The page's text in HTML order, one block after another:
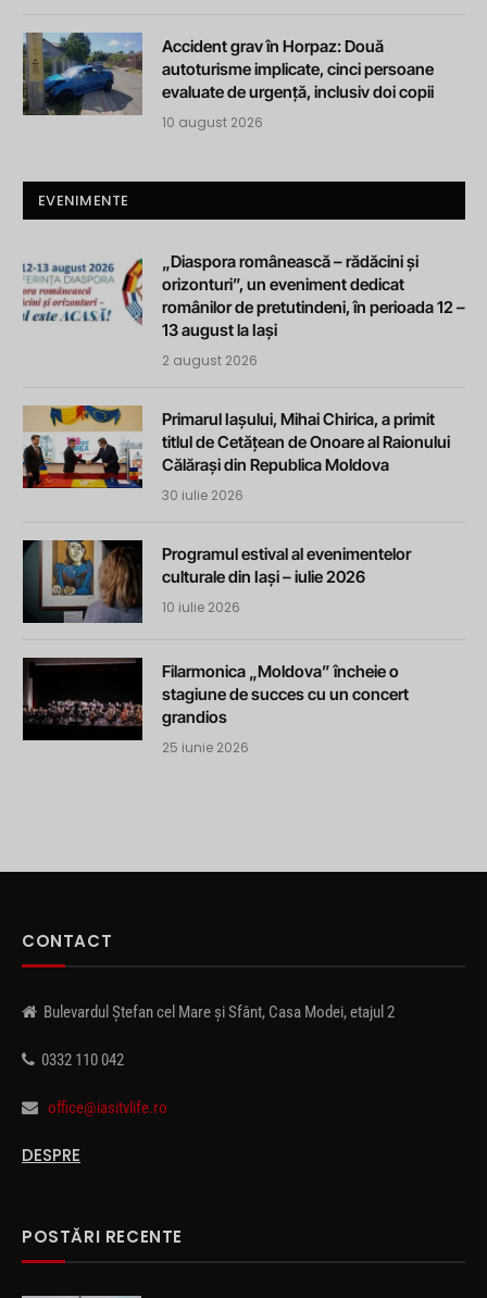
Accident grav în Horpaz: Două
autoturisme implicate, cinci persoane
evaluate de urgență, inclusiv doi copii
10 august 2026
EVENIMENTE
„Diaspora românească – rădăcini și
orizonturi”, un eveniment dedicat
românilor de pretutindeni, în perioada 12 –
13 august la Iași
2 august 2026
Primarul Iașului, Mihai Chirica, a primit
titlul de Cetățean de Onoare al Raionului
Călărași din Republica Moldova
30 iulie 2026
Programul estival al evenimentelor
culturale din Iași – iulie 2026
10 iulie 2026
Filarmonica „Moldova” încheie o
stagiune de succes cu un concert
grandios
25 iunie 2026
CONTACT
Bulevardul Ștefan cel Mare și Sfânt, Casa Modei, etajul 2
0332 110 042
office@iasitvlife.ro
DESPRE
POSTĂRI RECENTE